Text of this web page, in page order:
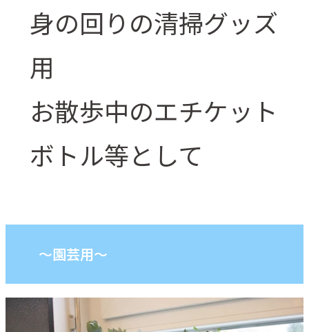
身の回りの清掃グッズ
用
お散歩中のエチケット
ボトル等として
～園芸用～